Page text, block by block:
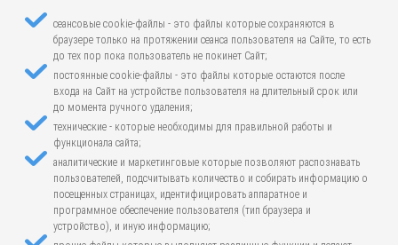
сеансовые cookie-файлы - это файлы которые сохраняются в
браузере только на протяжении сеанса пользователя на Сайте, то есть
до тех пор пока пользователь не покинет Сайт;
постоянные cookie-файлы - это файлы которые остаются после
входа на Сайт на устройстве пользователя на длительный срок или
до момента ручного удаления;
технические - которые необходимы для правильной работы и
функционала сайта;
аналитические и маркетинговые которые позволяют распознавать
пользователей, подсчитывать количество и собирать информацию о
посещенных страницах, идентифицировать аппаратное и
программное обеспечение пользователя (тип браузера и
устройство), и иную информацию;